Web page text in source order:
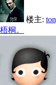
楼主:
梧桐。